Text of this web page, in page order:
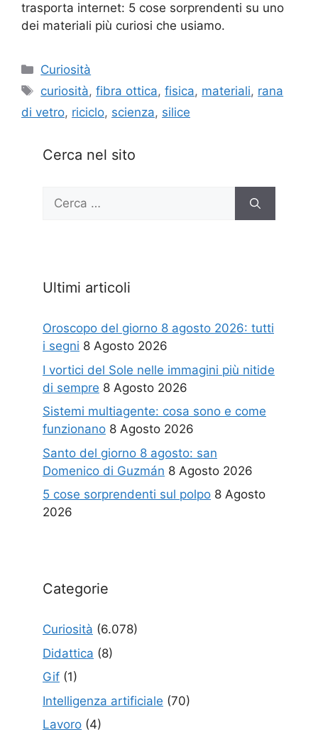
trasporta internet: 5 cose sorprendenti su uno
dei materiali più curiosi che usiamo.
Categorie
Curiosità
Tag
curiosità,fibra ottica,fisica, materiali, rana
di vetro, riciclo, scienza, silice
Cerca nel sito
Ricerca
Ultimi articoli
Oroscopo del giorno 8 agosto 2026: tutti
i segni 8 Agosto 2026
I vortici del Sole nelle immagini più nitide
di sempre 8 Agosto 2026
Sistemi multiagente: cosa sono e come
funzionano 8 Agosto 2026
Santo del giorno 8 agosto: san
Domenico di Guzmán 8 Agosto 2026
5 cose sorprendenti sul polpo 8 Agosto
2026
Categorie
Curiosità (6.078)
Didattica (8)
Gif (1)
Intelligenza artificiale (70)
Lavoro (4)